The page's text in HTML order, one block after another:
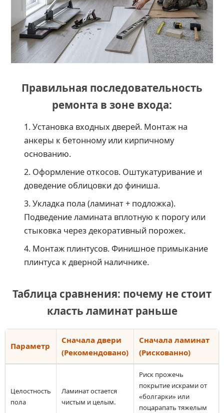
Правильная последовательность
ремонта в зоне входа:
Установка входных дверей. Монтаж на
анкеры к бетонному или кирпичному
основанию.
Оформление откосов. Оштукатуривание и
доведение облицовки до финиша.
Укладка пола (ламинат + подложка).
Подведение ламината вплотную к порогу или
стыковка через декоративный порожек.
Монтаж плинтусов. Финишное примыкание
плинтуса к дверной наличнике.
Таблица сравнения: почему не стоит
класть ламинат раньше
Параметр
Сначала двери
(Рекомендовано)
Сначала ламинат
(Рискованно)
Целостность
пола
Ламинат остается
чистым и целым.
Риск прожечь
покрытие искрами от
«болгарки» или
поцарапать тяжелым